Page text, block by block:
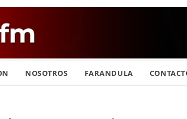
NOSOTROS FARANDULA